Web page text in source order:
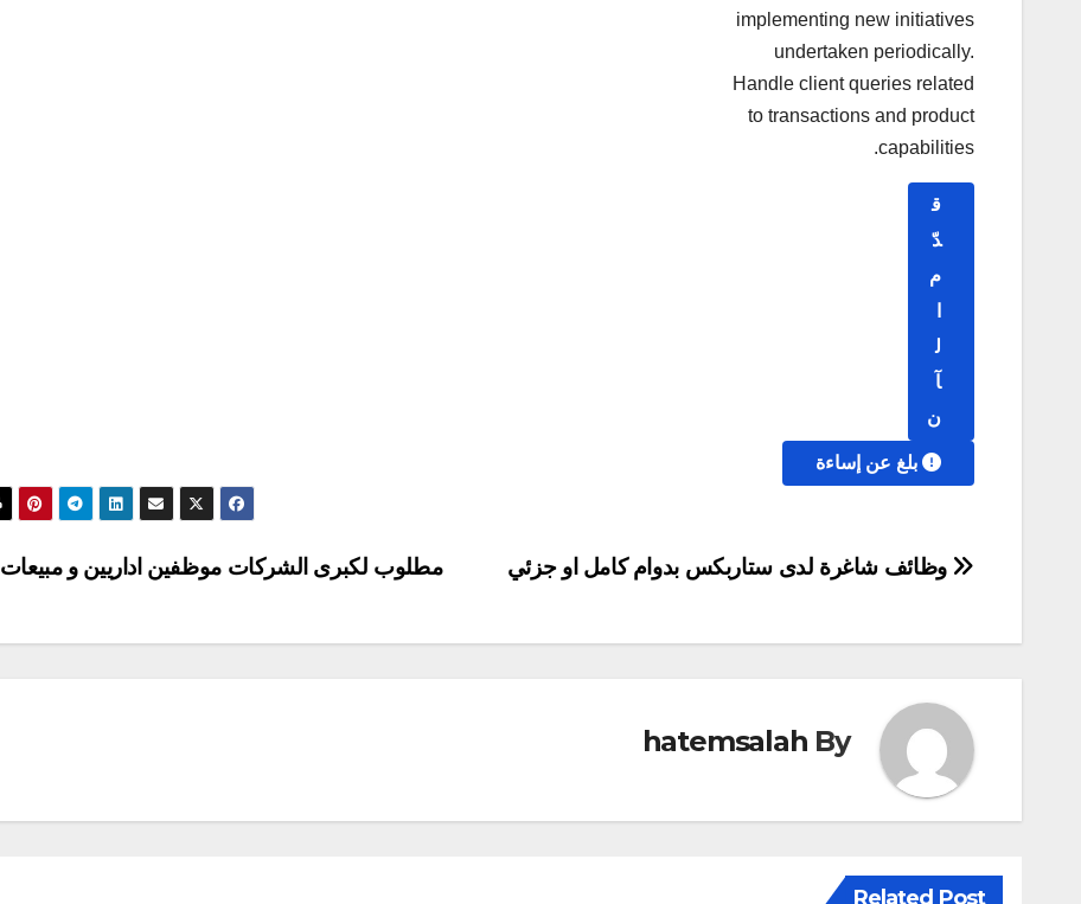
implementing new initiatives
undertaken periodically.
Handle client queries related
to transactions and product
capabilities.
ق
دّ
م
ل
آ
ن
بلغ عن إساءة
تصفّح
مطلوب لكبرى الشركات موظفين اداريين و مبيعات وظائف شاغرة لدى ستاربكس بدوام كامل او جزئي
By
hatemsalah
Related Post